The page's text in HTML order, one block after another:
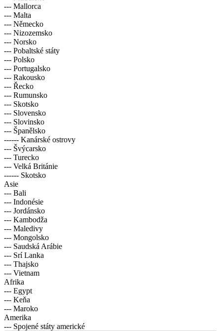
--- Mallorca
--- Malta
--- Německo
--- Nizozemsko
--- Norsko
--- Pobaltské státy
--- Polsko
--- Portugalsko
--- Rakousko
--- Řecko
--- Rumunsko
--- Skotsko
--- Slovensko
--- Slovinsko
--- Španělsko
------ Kanárské ostrovy
--- Švýcarsko
--- Turecko
--- Velká Británie
------ Skotsko
Asie
--- Bali
--- Indonésie
--- Jordánsko
--- Kambodža
--- Maledivy
--- Mongolsko
--- Saudská Arábie
--- Srí Lanka
--- Thajsko
--- Vietnam
Afrika
--- Egypt
--- Keňa
--- Maroko
Amerika
--- Spojené státy americké